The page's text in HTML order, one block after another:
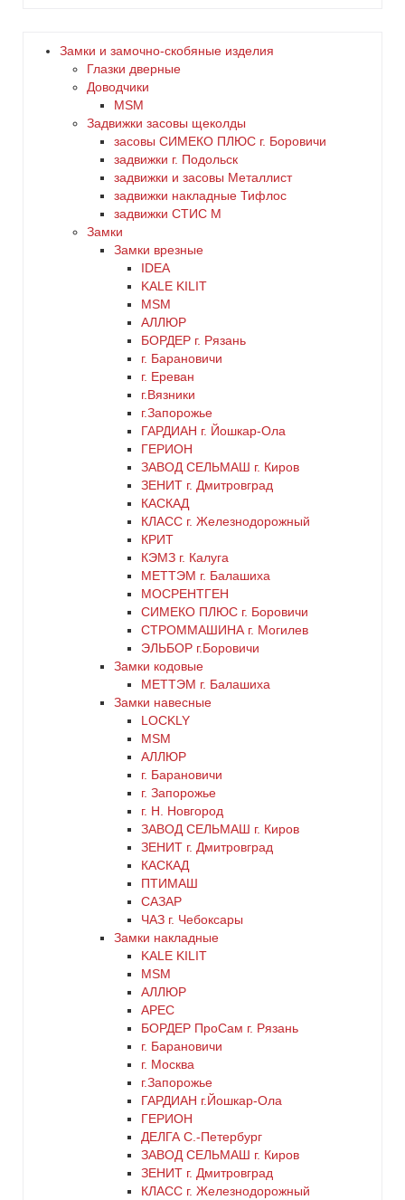
медь
никель
оранжевый
Замки и замочно-скобяные изделия
Глазки дверные
Доводчики
MSM
Задвижки засовы щеколды
заcовы СИМЕКО ПЛЮС г. Боровичи
задвижки г. Подольск
задвижки и засовы Металлист
задвижки накладные Тифлос
задвижки СТИС М
Замки
Замки врезные
IDEA
KALE KILIT
MSM
АЛЛЮР
БОРДЕР г. Рязань
г. Барановичи
г. Ереван
г.Вязники
г.Запорожье
ГАРДИАН г. Йошкар-Ола
ГЕРИОН
ЗАВОД СЕЛЬМАШ г. Киров
ЗЕНИТ г. Дмитровград
КАСКАД
КЛАСС г. Железнодорожный
КРИТ
КЭМЗ г. Калуга
МЕТТЭМ г. Балашиха
МОСРЕНТГЕН
СИМЕКО ПЛЮС г. Боровичи
СТРОММАШИНА г. Могилев
ЭЛЬБОР г.Боровичи
Замки кодовые
МЕТТЭМ г. Балашиха
Замки навесные
LOCKLY
MSM
АЛЛЮР
г. Барановичи
г. Запорожье
г. Н. Новгород
ЗАВОД СЕЛЬМАШ г. Киров
ЗЕНИТ г. Дмитровград
КАСКАД
ПТИМАШ
САЗАР
ЧАЗ г. Чебоксары
Замки накладные
KALE KILIT
MSM
АЛЛЮР
АРЕС
БОРДЕР ПроСам г. Рязань
г. Барановичи
г. Москва
г.Запорожье
ГАРДИАН г.Йошкар-Ола
ГЕРИОН
ДЕЛГА С.-Петербург
ЗАВОД СЕЛЬМАШ г. Киров
ЗЕНИТ г. Дмитровград
КЛАСС г. Железнодорожный